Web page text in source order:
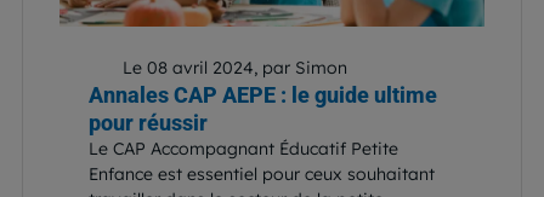
Le 08 avril 2024, par Simon
Annales CAP AEPE : le guide ultime
pour réussir
Le CAP Accompagnant Éducatif Petite
Enfance est essentiel pour ceux souhaitant